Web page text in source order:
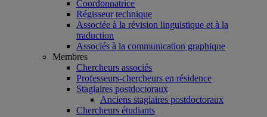
Coordonnatrice
Régisseur technique
Associée à la révision linguistique et à la
traduction
Associés à la communication graphique
Membres
Chercheurs associés
Professeurs-chercheurs en résidence
Stagiaires postdoctoraux
Anciens stagiaires postdoctoraux
Chercheurs étudiants